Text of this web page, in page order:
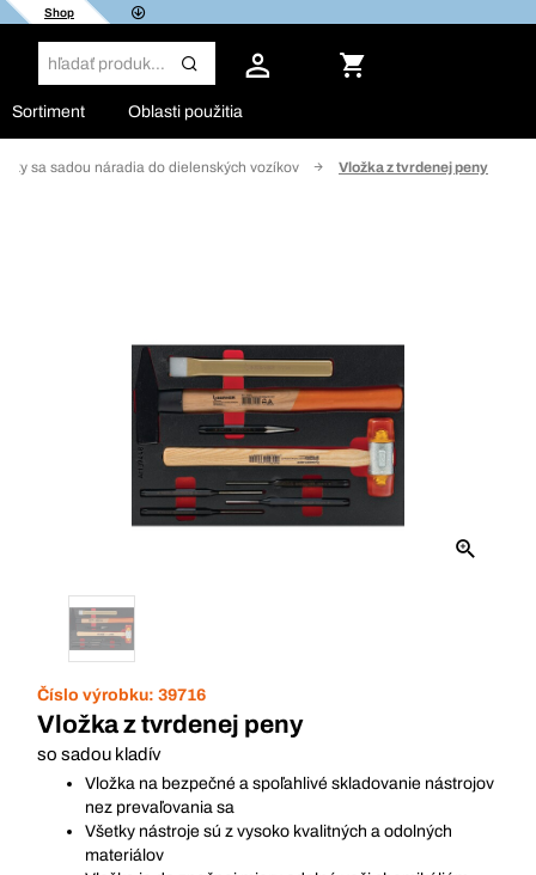
Shop
Sortiment Oblasti použitia
sa sadou náradia do dielenských vozíkov Vložka z tvrdenej peny
Číslo výrobku: 39716
Vložka z tvrdenej peny
so sadou kladív
Vložka na bezpečné a spoľahlivé skladovanie nástrojov
nez prevaľovania sa
Všetky nástroje sú z vysoko kvalitných a odolných
materiálov